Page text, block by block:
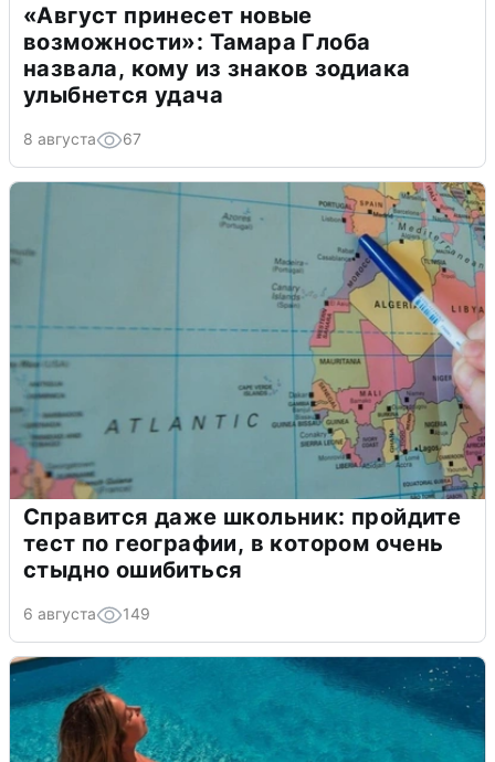
«Август принесет новые
возможности»: Тамара Глоба
назвала, кому из знаков зодиака
улыбнется удача
8 августа 67
Справится даже школьник: пройдите
тест по географии, в котором очень
стыдно ошибиться
6 августа 149